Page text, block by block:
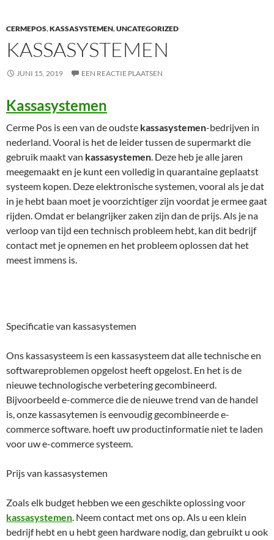
CERMEPOS,KASSASYSTEMEN,UNCATEGORIZED
KASSASYSTEMEN
JUNI 15, 2019 EEN REACTIE PLAATSEN
Kassasystemen
Cerme Pos is een van de oudste kassasystemen-bedrijven in
nederland. Vooral is het de leider tussen de supermarkt die
gebruik maakt van kassasystemen. Deze heb je alle jaren
meegemaakt en je kunt een volledig in quarantaine geplaatst
systeem kopen. Deze elektronische systemen, vooral als je dat
in je hebt baan moet je voorzichtiger zijn voordat je ermee gaat
rijden. Omdat er belangrijker zaken zijn dan de prijs. Als je na
verloop van tijd een technisch probleem hebt, kan dit bedrijf
contact met je opnemen en het probleem oplossen dat het
meest immens is.
Specificatie van kassasystemen
Ons kassasysteem is een kassasysteem dat alle technische en
softwareproblemen opgelost heeft opgelost. En het is de
nieuwe technologische verbetering gecombineerd.
Bijvoorbeeld e-commerce die de nieuwe trend van de handel
is, onze kassasytemen is eenvoudig gecombineerde e-
commerce software. hoeft uw productinformatie niet te laden
voor uw e-commerce systeem.
Prijs van kassasystemen
Zoals elk budget hebben we een geschikte oplossing voor
kassasystemen. Neem contact met ons op. Als u een klein
bedrijf hebt en u hebt geen hardware nodig, dan gebruikt u ook